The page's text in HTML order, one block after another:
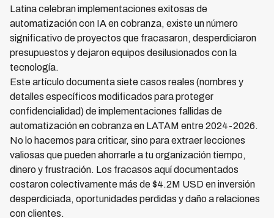
Latina celebran implementaciones exitosas de
automatización con IA en cobranza, existe un número
significativo de proyectos que fracasaron, desperdiciaron
presupuestos y dejaron equipos desilusionados con la
tecnología.
Este artículo documenta siete casos reales (nombres y
detalles específicos modificados para proteger
confidencialidad) de implementaciones fallidas de
automatización en cobranza en LATAM entre 2024-2026.
No lo hacemos para criticar, sino para extraer lecciones
valiosas que pueden ahorrarle a tu organización tiempo,
dinero y frustración. Los fracasos aquí documentados
costaron colectivamente más de $4.2M USD en inversión
desperdiciada, oportunidades perdidas y daño a relaciones
con clientes.